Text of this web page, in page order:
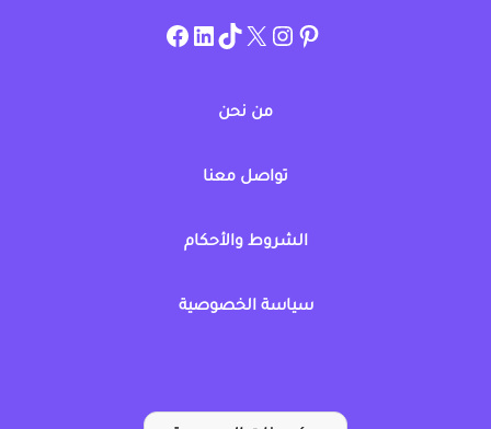
pinterest
allcouponat
twitter
TikTok
linkedin
facebook
من نحن
تواصل معنا
الشروط والأحكام
سياسة الخصوصية